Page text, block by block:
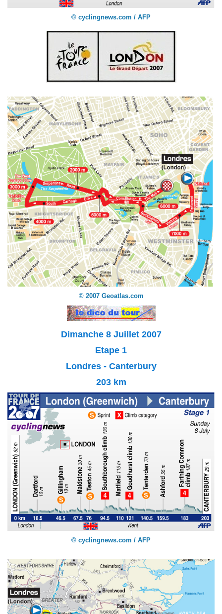
© cyclingnews.com / AFP
© 2007 Geoatlas.com
Dimanche 8 Juillet 2007
Etape 1
Londres - Canterbury
203 km
© cyclingnews.com / AFP